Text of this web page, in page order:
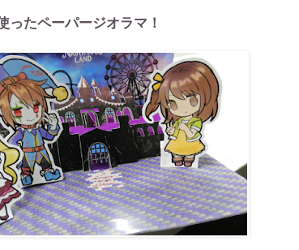
ったペーパージオラマ！